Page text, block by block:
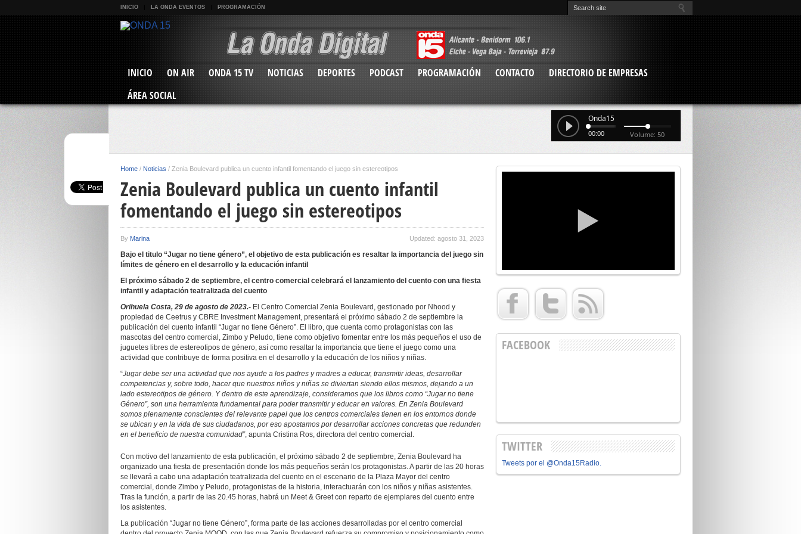
INICIO LA ONDA EVENTOS PROGRAMACIÓN
INICIO ON AIR ONDA 15 TV NOTICIAS DEPORTES PODCAST PROGRAMACIÓN CONTACTO
DIRECTORIO DE EMPRESAS
ÁREA SOCIAL
Onda15
00:00 Volume: 50
Home / Noticias / Zenia Boulevard publica un cuento infantil fomentando el juego sin estereotipos
Zenia Boulevard publica un cuento infantil
fomentando el juego sin estereotipos
By Marina Updated: agosto 31, 2023
Bajo el titulo “Jugar no tiene género”, el objetivo de esta publicación es resaltar la importancia del juego sin
límites de género en el desarrollo y la educación infantil
El próximo sábado 2 de septiembre, el centro comercial celebrará el lanzamiento del cuento con una fiesta
infantil y adaptación teatralizada del cuento
Orihuela Costa, 29 de agosto de 2023.- El Centro Comercial Zenia Boulevard, gestionado por Nhood y
propiedad de Ceetrus y CBRE Investment Management, presentará el próximo sábado 2 de septiembre la
publicación del cuento infantil “Jugar no tiene Género”. El libro, que cuenta como protagonistas con las
mascotas del centro comercial, Zimbo y Peludo, tiene como objetivo fomentar entre los más pequeños el uso de
juguetes libres de estereotipos de género, así como resaltar la importancia que tiene el juego como una
actividad que contribuye de forma positiva en el desarrollo y la educación de los niños y niñas.
“Jugar debe ser una actividad que nos ayude a los padres y madres a educar, transmitir ideas, desarrollar
competencias y, sobre todo, hacer que nuestros niños y niñas se diviertan siendo ellos mismos, dejando a un
lado estereotipos de género. Y dentro de este aprendizaje, consideramos que los libros como “Jugar no tiene
Género”, son una herramienta fundamental para poder transmitir y educar en valores. En Zenia Boulevard
somos plenamente conscientes del relevante papel que los centros comerciales tienen en los entornos donde
se ubican y en la vida de sus ciudadanos, por eso apostamos por desarrollar acciones concretas que redunden
en el beneficio de nuestra comunidad”, apunta Cristina Ros, directora del centro comercial.
Con motivo del lanzamiento de esta publicación, el próximo sábado 2 de septiembre, Zenia Boulevard ha
organizado una fiesta de presentación donde los más pequeños serán los protagonistas. A partir de las 20 horas
se llevará a cabo una adaptación teatralizada del cuento en el escenario de la Plaza Mayor del centro
comercial, donde Zimbo y Peludo, protagonistas de la historia, interactuarán con los niños y niñas asistentes.
Tras la función, a partir de las 20.45 horas, habrá un Meet & Greet con reparto de ejemplares del cuento entre
los asistentes.
La publicación “Jugar no tiene Género”, forma parte de las acciones desarrolladas por el centro comercial
FACEBOOK
TWITTER
Tweets por el @Onda15Radio.